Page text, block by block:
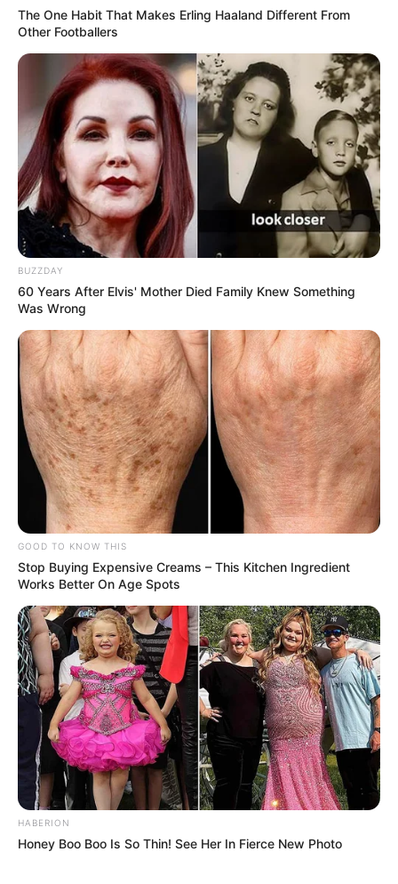
The One Habit That Makes Erling Haaland Different From
Other Footballers
BUZZDAY
60 Years After Elvis' Mother Died Family Knew Something
Was Wrong
GOOD TO KNOW THIS
Stop Buying Expensive Creams – This Kitchen Ingredient
Works Better On Age Spots
HABERION
Honey Boo Boo Is So Thin! See Her In Fierce New Photo